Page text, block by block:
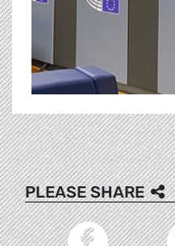
PLEASE SHARE